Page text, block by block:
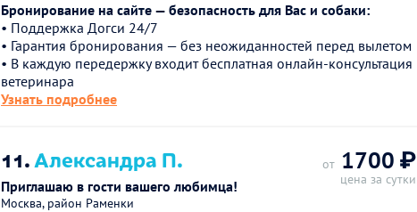
Бронирование на сайте — безопасность для Вас и собаки:
• Поддержка Догси 24/7
• Гарантия бронирования — без неожиданностей перед вылетом
• В каждую передержку входит бесплатная онлайн-консультация
ветеринара
Узнать подробнее
11.Александра П.
Приглашаю в гости вашего любимца!
Москва, район Раменки
от 1700 ₽
цена за сутки